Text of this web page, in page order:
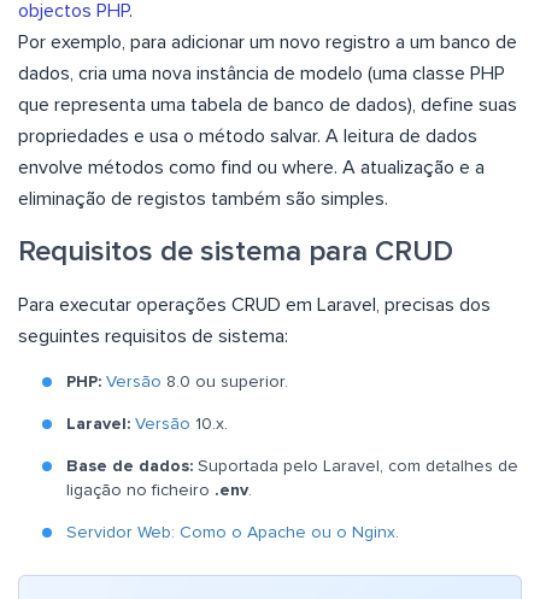
objectos PHP.
Por exemplo, para adicionar um novo registro a um banco de
dados, cria uma nova instância de modelo (uma classe PHP
que representa uma tabela de banco de dados), define suas
propriedades e usa o método salvar. A leitura de dados
envolve métodos como find ou where. A atualização e a
eliminação de registos também são simples.
Requisitos de sistema para CRUD
Para executar operações CRUD em Laravel, precisas dos
seguintes requisitos de sistema:
PHP: Versão 8.0 ou superior.
Laravel: Versão 10.x.
Base de dados: Suportada pelo Laravel, com detalhes de
ligação no ficheiro .env.
Servidor Web: Como o Apache ou o Nginx.